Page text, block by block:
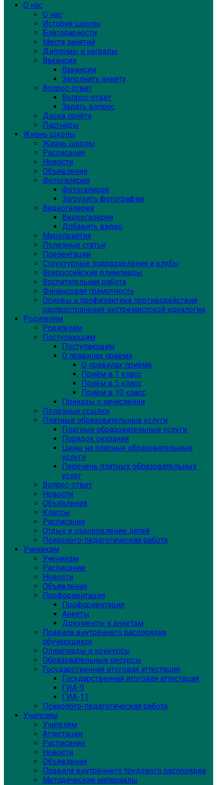
О нас
О нас
История школы
Благодарности
Места занятий
Дипломы и награды
Вакансии
Вакансии
Заполнить анкету
Вопрос-ответ
Вопрос-ответ
Задать вопрос
Доска почёта
Партнёры
Жизнь школы
Жизнь школы
Расписание
Новости
Объявления
Фотогалерея
Фотогалерея
Загрузить фотографии
Видеогалерея
Видеогалерея
Добавить видео
Мероприятия
Полезные статьи
Презентации
Структурные подразделения и клубы
Всероссийские олимпиады
Воспитательная работа
Финансовая грамотность
Основы и профилактика противодействия
распространения экстремистской идеалогии
Родителям
Родителям
Поступающим
Поступающим
О правилах приёма
О правилах приёма
Приём в 1 класс
Приём в 5 класс
Приём в 10 класс
Приказы о зачислении
Полезные ссылки
Платные образовательные услуги
Платные образовательные услуги
Порядок оказания
Цены на платные образовательные
услуги
Перечень платных образовательных
услуг
Вопрос-ответ
Новости
Объявления
Классы
Расписание
Отдых и оздоровление детей
Психолого-педагогическая работа
Ученикам
Ученикам
Расписание
Новости
Объявления
Профориентация
Профориентация
Анкеты
Документы к анкетам
Правила внутреннего распорядка
обучающихся
Олимпиады и конкурсы
Образовательные ресурсы
Государственная итоговая аттестация
Государственная итоговая аттестация
ГИА-9
ГИА-11
Психолого-педагогическая работа
Учителям
Учителям
Аттестации
Расписание
Новости
Объявления
Правила внутреннего трудового распорядка
Методические материалы